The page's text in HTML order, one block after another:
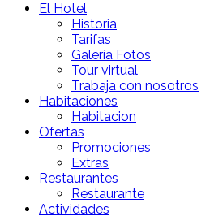
El Hotel
Historia
Tarifas
Galería Fotos
Tour virtual
Trabaja con nosotros
Habitaciones
Habitacion
Ofertas
Promociones
Extras
Restaurantes
Restaurante
Actividades